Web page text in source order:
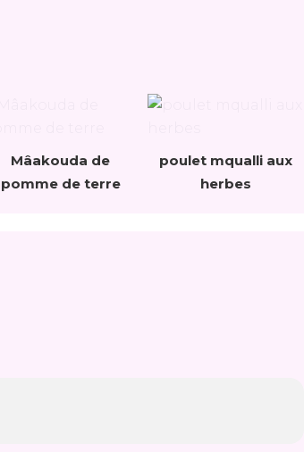
Mâakouda de
pomme de terre
poulet mqualli aux
herbes